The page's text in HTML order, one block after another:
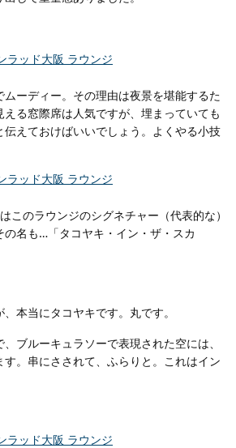
ーディー。その理由は夜景を堪能するた
る窓際席は人気ですが、埋まっていても
伝えておけばいいでしょう。よくやる小技
このラウンジのシグネチャー（代表的な）
の名も…「タコヤキ・イン・ザ・スカ
本当にタコヤキです。丸です。
ブルーキュラソーで表現された空には、
す。串にさされて、ふらりと。これはイン